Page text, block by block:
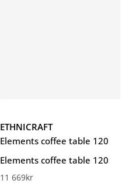
ETHNICRAFT
Elements coffee table 120
Elements coffee table 120
11 669kr